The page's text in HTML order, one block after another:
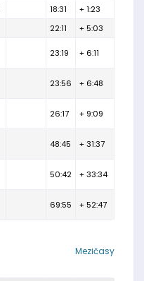
18:31
+ 1:23
22:11 + 5:03
23:19 + 6:11
23:56 + 6:48
26:17 + 9:09
48:45 + 31:37
50:42 + 33:34
69:55 + 52:47
Mezičasy